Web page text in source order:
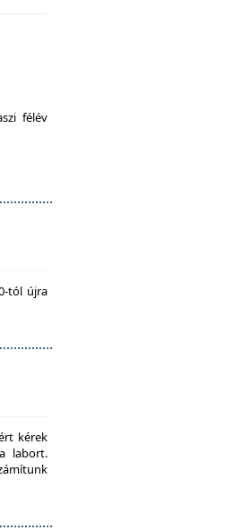
félév
tól újra
kérek
labort.